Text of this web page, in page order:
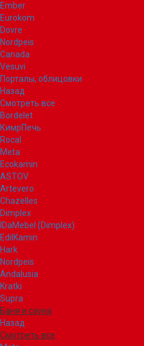
Ember
Eurokom
Dovre
Nordpeis
Canada
Vesuvi
Порталы, облицовки
Назад
Смотреть все
Bordelet
КимрПечь
Rocal
Meta
Ecokamin
ASTOV
Artevero
Chazelles
Dimplex
IDaMebel (Dimplex)
EdilKamin
Hark
Nordpeis
Andalusia
Kratki
Supra
Баня и сауна
Назад
Смотреть все